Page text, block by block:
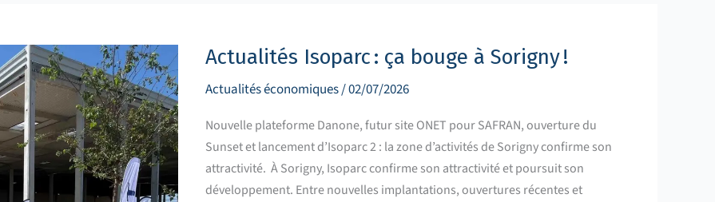
Actualités Isoparc : ça bouge à Sorigny !
Actualités économiques/02/07/2026
Nouvelle plateforme Danone, futur site ONET pour SAFRAN, ouverture du
Sunset et lancement d’Isoparc 2 : la zone d’activités de Sorigny confirme son
attractivité. À Sorigny, Isoparc confirme son attractivité et poursuit son
développement. Entre nouvelles implantations, ouvertures récentes et
bouge
à